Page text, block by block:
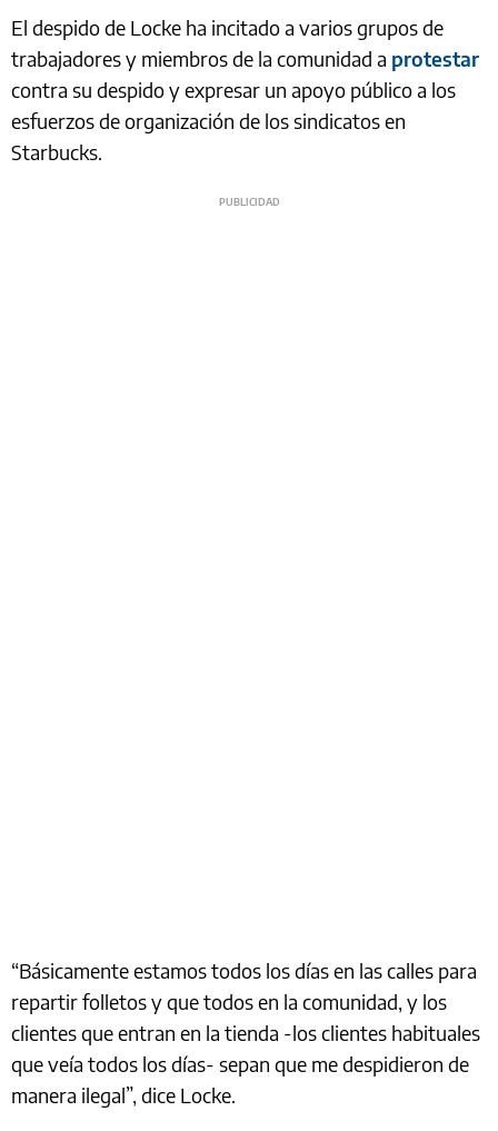
El despido de Locke ha incitado a varios grupos de
trabajadores y miembros de la comunidad a protestar
contra su despido y expresar un apoyo público a los
esfuerzos de organización de los sindicatos en
Starbucks.
“Básicamente estamos todos los días en las calles para
repartir folletos y que todos en la comunidad, y los
clientes que entran en la tienda -los clientes habituales
que veía todos los días- sepan que me despidieron de
manera ilegal”, dice Locke.